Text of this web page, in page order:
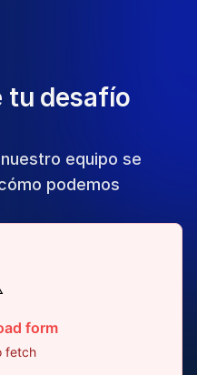
tu desafío
equipo se
podemos